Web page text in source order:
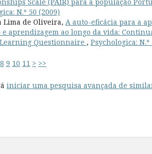
N.º 50 (2009)
de Oliveira, A auto-eficácia para a
e aprendizagem ao longo da vida:
Questionnaire , Psychologica: N.º
8 9 10 11 > >>
iniciar uma pesquisa avançada de